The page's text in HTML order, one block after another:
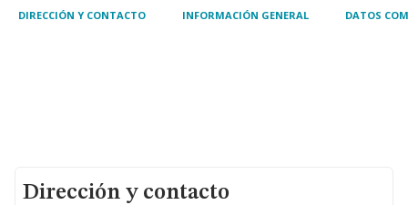
DIRECCIÓN Y CONTACTO INFORMACIÓN GENERAL DATOS
Dirección y contacto